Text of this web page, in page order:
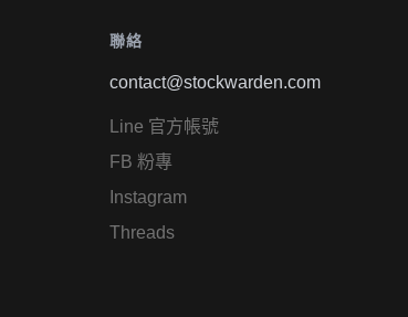
聯絡
contact@stockwarden.com
Line 官方帳號
FB 粉專
Instagram
Threads